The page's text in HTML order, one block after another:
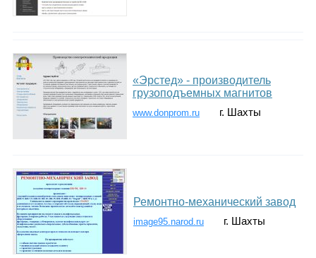
«Эрстед» - производитель
грузоподъемных магнитов
www.donprom.ru г. Шахты
Ремонтно-механический завод
image95.narod.ru г. Шахты